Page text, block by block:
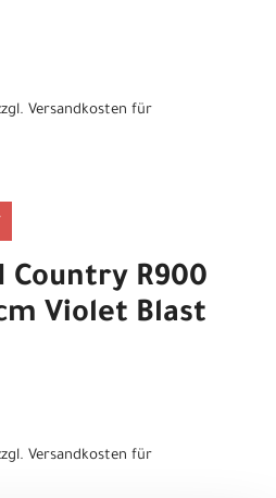
Versandkosten für
Country R900
Violet Blast
Versandkosten für